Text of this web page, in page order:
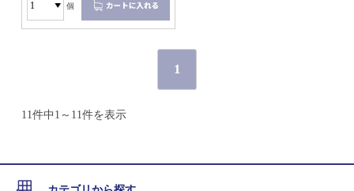
個
1
11件中1～11件を表示